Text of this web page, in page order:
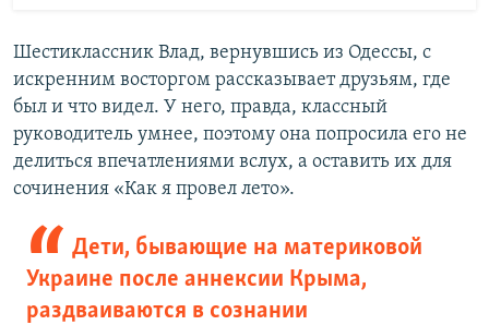
Шестиклассник Влад, вернувшись из Одессы, с
искренним восторгом рассказывает друзьям, где
был и что видел. У него, правда, классный
руководитель умнее, поэтому она попросила его не
делиться впечатлениями вслух, а оставить их для
сочинения «Как я провел лето».
Дети, бывающие на материковой
Украине после аннексии Крыма,
раздваиваются в сознании